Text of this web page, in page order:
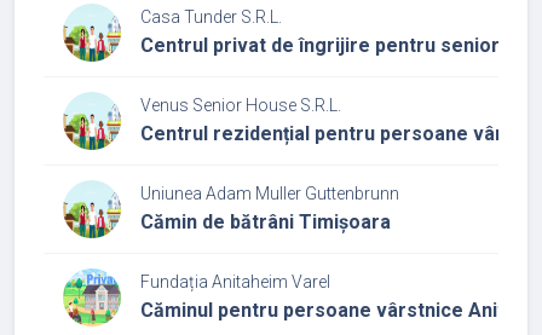
Casa Tunder S.R.L.
Centrul privat de îngrijire pentru seniori
Venus Senior House S.R.L.
Centrul rezidențial pentru persoane
Uniunea Adam Muller Guttenbrunn
Cămin de bătrâni Timișoara
Fundația Anitaheim Varel
Căminul pentru persoane vârstnice